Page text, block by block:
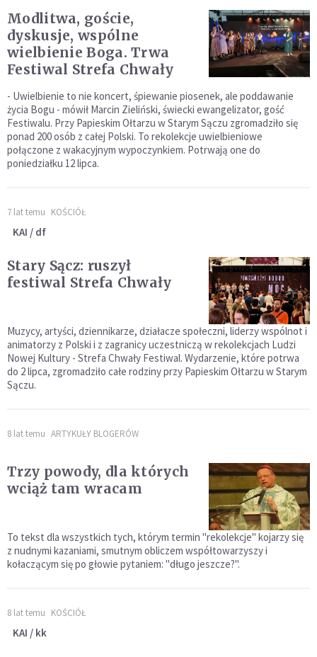
Modlitwa, goście,
dyskusje, wspólne
wielbienie Boga. Trwa
Festiwal Strefa Chwały
- Uwielbienie to nie koncert, śpiewanie piosenek, ale poddawanie
życia Bogu - mówił Marcin Zieliński, świecki ewangelizator, gość
Festiwalu. Przy Papieskim Ołtarzu w Starym Sączu zgromadziło się
ponad 200 osób z całej Polski. To rekolekcje uwielbieniowe
połączone z wakacyjnym wypoczynkiem. Potrwają one do
poniedziałku 12 lipca.
7 lat temu KOŚCIÓŁ
KAI / df
Stary Sącz: ruszył
festiwal Strefa Chwały
Muzycy, artyści, dziennikarze, działacze społeczni, liderzy wspólnot i
animatorzy z Polski i z zagranicy uczestniczą w rekolekcjach Ludzi
Nowej Kultury - Strefa Chwały Festiwal. Wydarzenie, które potrwa
do 2 lipca, zgromadziło całe rodziny przy Papieskim Ołtarzu w Starym
Sączu.
8 lat temu ARTYKUŁY BLOGERÓW
Trzy powody, dla których
wciąż tam wracam
To tekst dla wszystkich tych, którym termin "rekolekcje" kojarzy się
z nudnymi kazaniami, smutnym obliczem współtowarzyszy i
kołaczącym się po głowie pytaniem: "długo jeszcze?".
8 lat temu KOŚCIÓŁ
KAI / kk